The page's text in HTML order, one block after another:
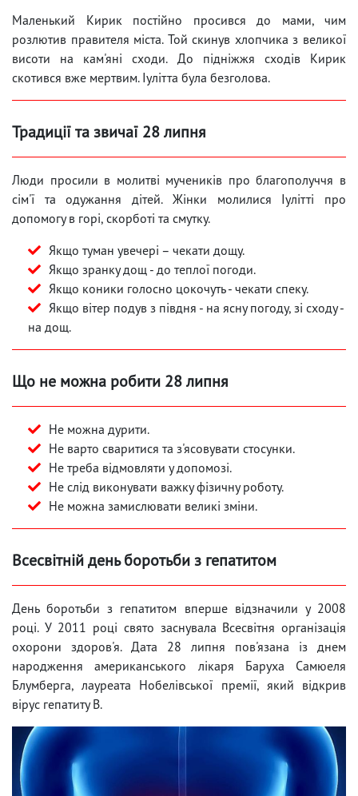
Маленький Кирик постійно просився до мами, чим
розлютив правителя міста. Той скинув хлопчика з великої
висоти на кам'яні сходи. До підніжжя сходів Кирик
скотився вже мертвим. Іулітта була безголова.
Традиції та звичаї 28 липня
Люди просили в молитві мучеників про благополуччя в
сім'ї та одужання дітей. Жінки молилися Іулітті про
допомогу в горі, скорботі та смутку.
Якщо туман увечері – чекати дощу.
Якщо зранку дощ - до теплої погоди.
Якщо коники голосно цокочуть - чекати спеку.
Якщо вітер подув з півдня - на ясну погоду, зі сходу -
на дощ.
Що не можна робити 28 липня
Не можна дурити.
Не варто сваритися та з'ясовувати стосунки.
Не треба відмовляти у допомозі.
Не слід виконувати важку фізичну роботу.
Не можна замислювати великі зміни.
Всесвітній день боротьби з гепатитом
День боротьби з гепатитом вперше відзначили у 2008
році. У 2011 році свято заснувала Всесвітня організація
охорони здоров'я. Дата 28 липня пов'язана із днем
народження американського лікаря Баруха Самюеля
Блумберга, лауреата Нобелівської премії, який відкрив
вірус гепатиту B.